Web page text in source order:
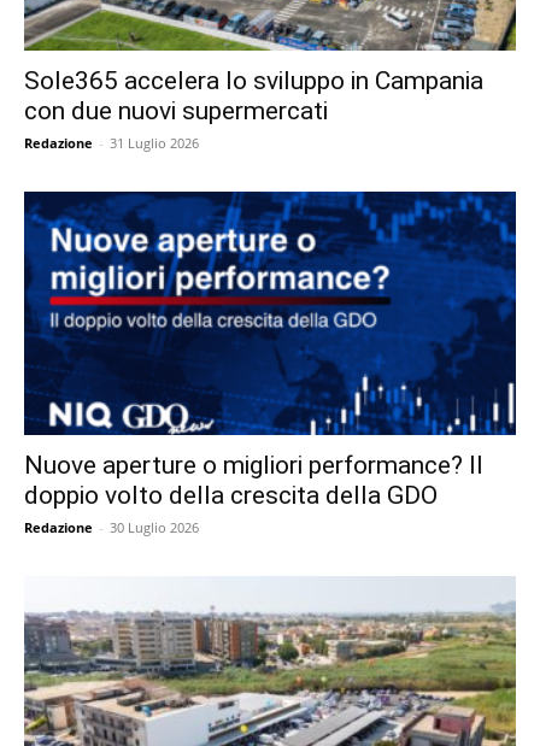
Sole365 accelera lo sviluppo in Campania
con due nuovi supermercati
Redazione - 31 Luglio 2026
Nuove aperture o migliori performance? Il
doppio volto della crescita della GDO
Redazione - 30 Luglio 2026